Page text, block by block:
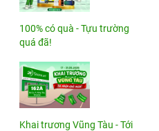
100% có quà - Tựu trường
quá đã!
Khai trương Vũng Tàu - Tới